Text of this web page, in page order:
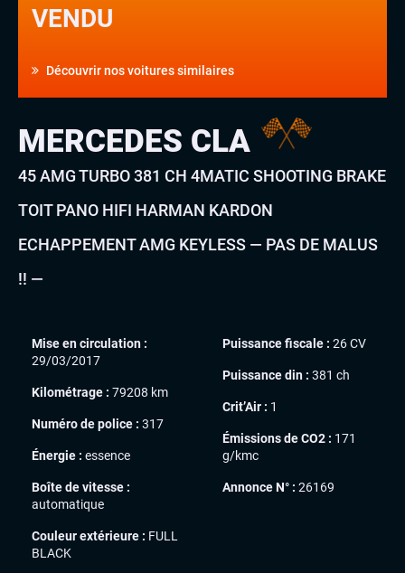
VENDU
Découvrir nos voitures similaires
MERCEDES CLA
45 AMG TURBO 381 CH 4MATIC SHOOTING BRAKE
TOIT PANO HIFI HARMAN KARDON
ECHAPPEMENT AMG KEYLESS — PAS DE MALUS
!! —
Mise en circulation :
29/03/2017
Kilométrage : 79208 km
Numéro de police : 317
Énergie : essence
Boîte de vitesse :
automatique
Couleur extérieure : FULL
BLACK
Puissance fiscale : 26 CV
Puissance din : 381 ch
Crit’Air : 1
Émissions de CO2 : 171
g/kmc
Annonce N° : 26169